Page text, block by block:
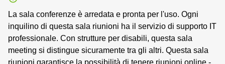
La sala conferenze è arredata e pronta per l'uso. Ogni
inquilino di questa sala riunioni ha il servizio di supporto IT
professionale. Con strutture per disabili, questa sala
meeting si distingue sicuramente tra gli altri. Questa sala
riunioni garantisce la possibilità di tenere riunioni online -